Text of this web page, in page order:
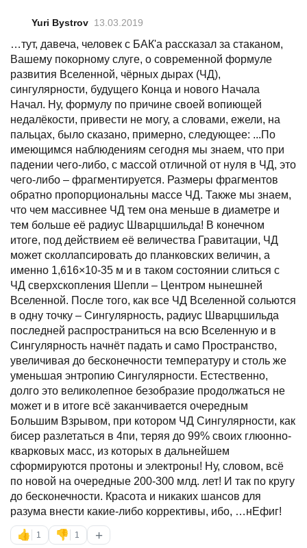
Yuri Bystrov 13.03.2019
…тут, давеча, человек с БАК'а рассказал за стаканом,
Вашему покорному слуге, о современной формуле
развития Вселенной, чёрных дырах (ЧД),
сингулярности, будущего Конца и нового Начала
Начал. Ну, формулу по причине своей вопиющей
недалёкости, привести не могу, а словами, ежели, на
пальцах, было сказано, примерно, следующее: ...По
имеющимся наблюдениям сегодня мы знаем, что при
падении чего-либо, с массой отличной от нуля в ЧД, это
чего-либо – фрагментируется. Размеры фрагментов
обратно пропорциональны массе ЧД. Также мы знаем,
что чем массивнее ЧД тем она меньше в диаметре и
тем больше её радиус Шварцшильда! В конечном
итоге, под действием её величества Гравитации, ЧД
может сколлапсировать до планковских величин, а
именно 1,616×10-35 м и в таком состоянии слиться с
ЧД сверхскопления Шепли – Центром нынешней
Вселенной. После того, как все ЧД Вселенной сольются
в одну точку – Сингулярность, радиус Шварцшильда
последней распространиться на всю Вселенную и в
Сингулярность начнёт падать и само Пространство,
увеличивая до бесконечности температуру и столь же
уменьшая энтропию Сингулярности. Естественно,
долго это великолепное безобразие продолжаться не
может и в итоге всё заканчивается очередным
Большим Взрывом, при котором ЧД Сингулярности, как
бисер разлетаться в 4пи, теряя до 99% своих глюонно-
кварковых масс, из которых в дальнейшем
сформируются протоны и электроны! Ну, словом, всё
по новой на очередные 200-300 млд. лет! И так по кругу
до бесконечности. Красота и никаких шансов для
разума внести какие-либо коррективы, ибо, …нЕфиг!
👍 1 👎 1 +